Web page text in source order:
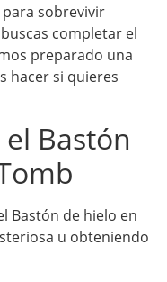
sobrevivir
completar el
preparado una
hacer si quieres
Bastón
Bastón de hielo en
u obteniendo